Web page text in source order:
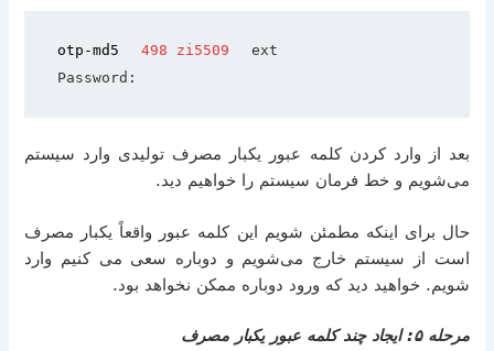
otp-md5 498 zi5509
ext
Password:
بعد از وارد کردن کلمه عبور یکبار مصرف تولیدی وارد سیستم
می‌شویم و خط فرمان سیستم را خواهیم دید.
حال برای اینکه مطمئن شویم این کلمه عبور واقعاً یکبار مصرف
است از سیستم خارج می‌شویم و دوباره سعی می کنیم وارد
شویم. خواهید دید که ورود دوباره ممکن نخواهد بود.
مرحله ۵ :ایجاد چند کلمه عبور یکبار مصرف